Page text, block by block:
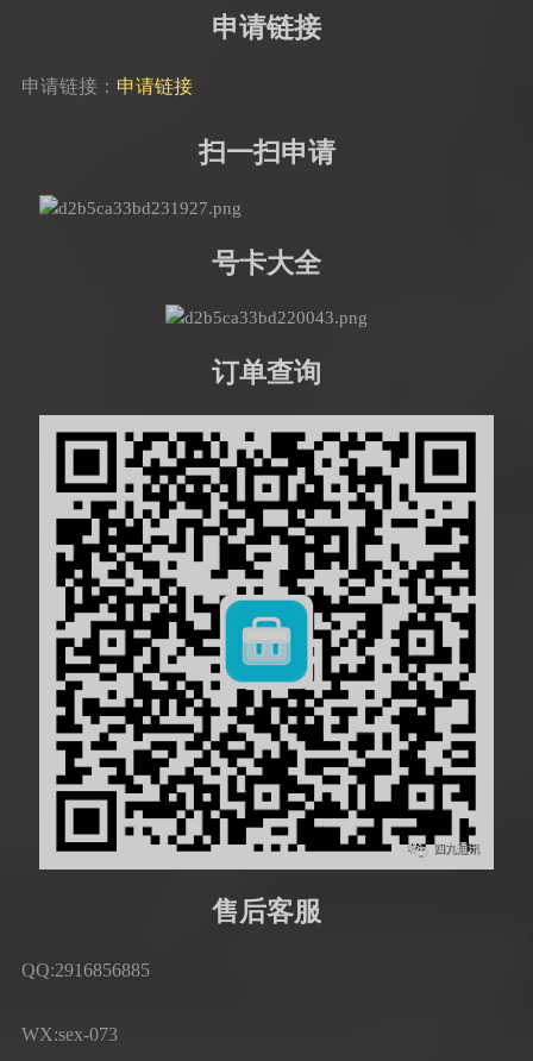
申请链接
申请链接： 申请链接
扫一扫申请
号卡大全
订单查询
售后客服
QQ:2916856885
WX:sex-073